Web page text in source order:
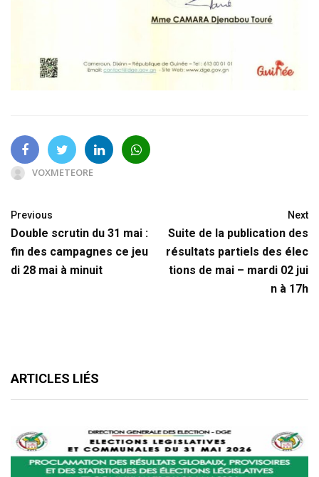
VOXMETEORE
Previous
Double scrutin du 31 mai :
fin des campagnes ce jeu
di 28 mai à minuit
Next
Suite de la publication des
résultats partiels des élec
tions de mai – mardi 02 jui
n à 17h
ARTICLES LIÉS